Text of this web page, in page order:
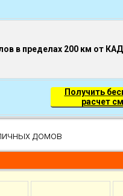
в пределах 200 км от
Получить
расчет
домов